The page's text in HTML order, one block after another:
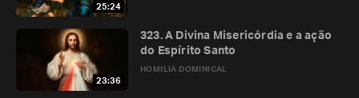
25:24
23:36
HOMILIA DOMINICAL
323. A Divina Misericórdia e a ação
do Espírito Santo